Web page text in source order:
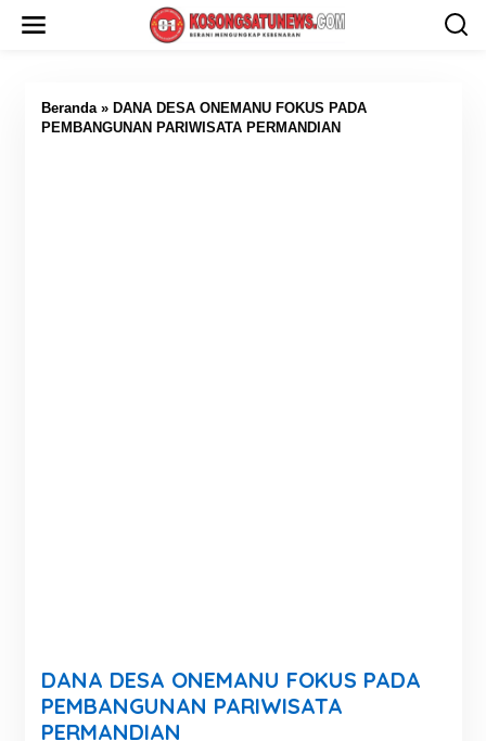
Beranda» DANA DESA ONEMANU FOKUS PADA
PEMBANGUNAN PARIWISATA PERMANDIAN
DANA DESA ONEMANU FOKUS PADA
PEMBANGUNAN PARIWISATA
PERMANDIAN